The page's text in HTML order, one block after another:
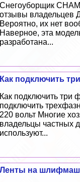
Снегоуборщик
отзывы владельцев
Вероятно, их нет
Наверное, эта
разработана...
Как подключить
Как подключить три
подключить
220 вольт Многие
владельцы частных
используют...
Ленты на